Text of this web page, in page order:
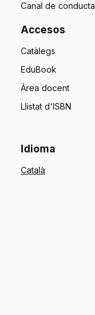
Canal de conducta
Accesos
Catàlegs
EduBook
Àrea docent
Llistat d'ISBN
Idioma